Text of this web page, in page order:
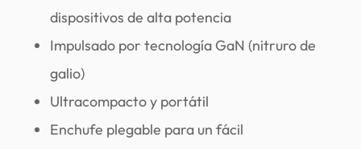
dispositivos de alta potencia
Impulsado por tecnología GaN (nitruro de
galio)
Ultracompacto y portátil
Enchufe plegable para un fácil